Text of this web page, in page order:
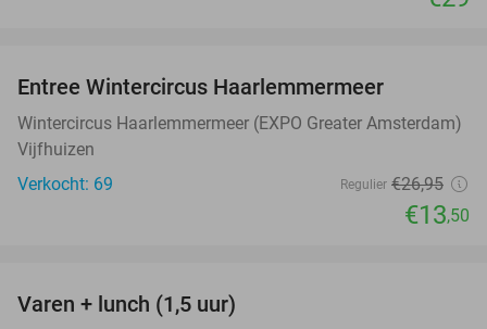
Entree Wintercircus Haarlemmermeer
Wintercircus Haarlemmermeer (EXPO Greater Amsterdam)
Vijfhuizen
Verkocht: 69
Regulier €26,95
€13,50
Varen + lunch (1,5 uur)